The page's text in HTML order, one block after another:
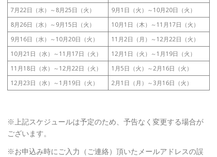
7月22日（水）～8月25日（火）
9月1日（火）～10月20日（火）
8月26日（水）～9月15日（火）
10月1日（木）～11月17日（火）
9月16日（水）～10月20日（火）
11月2日（月）～12月22日（火）
10月21日（水）～11月17日（火）
12月1日（火）～1月19日（火）
11月18日（水）～12月22日（火）
1月5日（火）～2月16日（火）
12月23日（水）～1月19日（火）
2月1日（月）～3月16日（火）
※上記スケジュールは予定のため、予告なく変更する場合が
ございます。
※お申込み時にご入力（ご連絡）頂いたメールアドレスの誤